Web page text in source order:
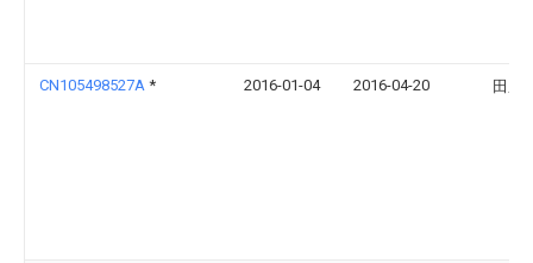
CN105498527A * 2016-01-04 2016-04-20 田鹏